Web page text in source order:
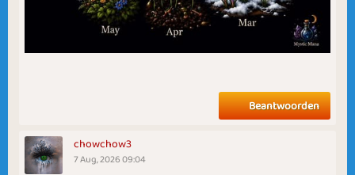
Beantwoorden
chowchow3
7 Aug, 2026 09:04